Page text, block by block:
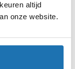
altijd
onze website.
browser console